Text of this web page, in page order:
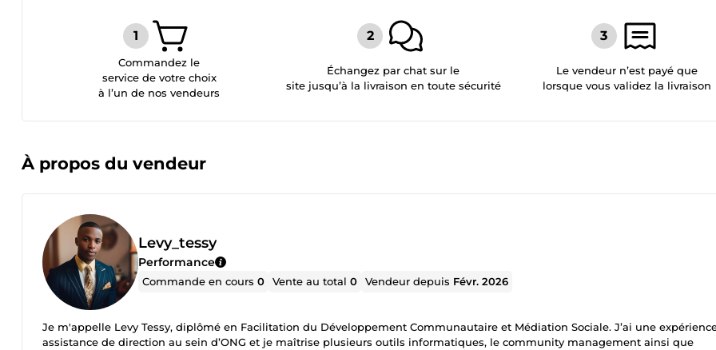
Commandez le
service de votre choix
à l’un de nos vendeurs
Échangez par chat sur le
site jusqu’à la livraison en toute sécurité
Le vendeur n’est payé que
lorsque vous validez la livraison
À propos du vendeur
Levy_tessy
Performance
Commande en cours0 Vente au total0 Vendeur depuis Févr. 2026
Je m'appelle Levy Tessy, diplômé en Facilitation du Développement Communautaire et Médiation Sociale. J’ai une
assistance de direction au sein d’ONG et je maîtrise plusieurs outils informatiques, le community management ainsi que